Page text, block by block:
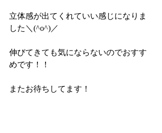
立体感が出てくれていい感じになりま
した＼(^o^)／
伸びてきても気にならないのでおすす
めです！！
またお待ちしてます！